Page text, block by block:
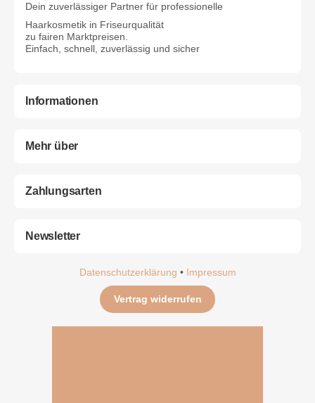
Dein zuverlässiger Partner für professionelle
Haarkosmetik in Friseurqualität
zu fairen Marktpreisen.
Einfach, schnell, zuverlässig und sicher
Informationen
Mehr über
Zahlungsarten
Newsletter
Datenschutzerklärung • Impressum
Vertrag widerrufen